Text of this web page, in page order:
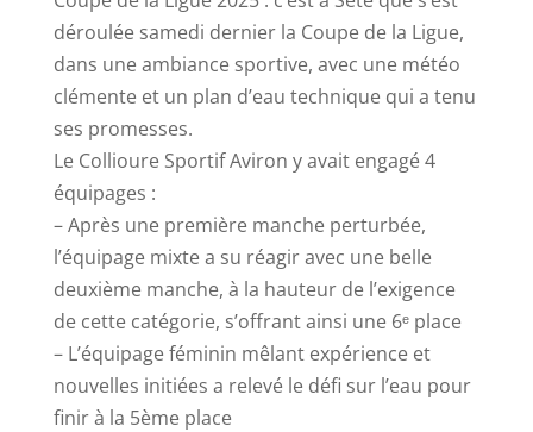
déroulée samedi dernier la Coupe de la Ligue,
dans une ambiance sportive, avec une météo
clémente et un plan d’eau technique qui a tenu
ses promesses.
Le Collioure Sportif Aviron y avait engagé 4
équipages :
– Après une première manche perturbée,
l’équipage mixte a su réagir avec une belle
deuxième manche, à la hauteur de l’exigence
de cette catégorie, s’offrant ainsi une 6ᵉ place
– L’équipage féminin mêlant expérience et
nouvelles initiées a relevé le défi sur l’eau pour
finir à la 5ème place